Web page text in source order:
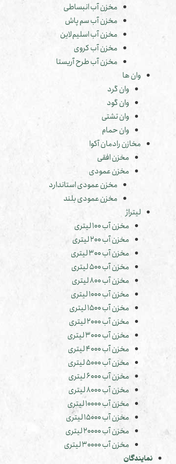
مخزن آب انبساطی
مخزن آب سم پاش
مخزن آب اسلیم‌لاین
مخزن آب کروی
مخزن آب طرح آریستا
وان ها
وان گرد
وان گود
وان تشتی
وان حمام
مخازن رادمان آکوا
مخزن افقی
مخزن عمودی
مخزن عمودی استاندارد
مخزن عمودی بلند
لیتراژ
مخزن آب 100 لیتری
مخزن آب 200 لیتری
مخزن آب 300 لیتری
مخزن آب 500 لیتری
مخزن آب 800 لیتری
مخزن آب 1000 لیتری
مخزن آب 1500 لیتری
مخزن آب 2000 لیتری
مخزن آب 3000 لیتری
مخزن آب 4000 لیتری
مخزن آب 5000 لیتری
مخزن آب 6000 لیتری
مخزن آب 8000 لیتری
مخزن آب 10000 لیتری
مخزن آب 15000 لیتری
مخزن آب 20000 لیتری
مخزن آب 30000 لیتری
نمایندگان